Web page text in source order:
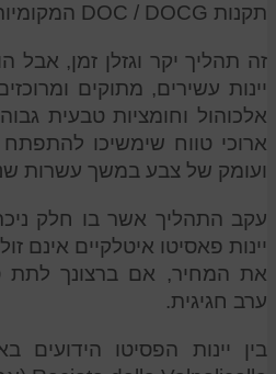
תקנות DOC / DOCG המקומיות או נטיות הלב של היינן.
זה תהליך יקר וגזלן זמן, אבל
יינות עשירים, מתוקים
אלכוהול וחומציות טבעית
ארוכי טווח שימשיכו
ועומק של צבע במשך עשרות
עקב התהליך אשר בו חלק
יינות פאסיטו איטלקיים אינם
את המחיר, אם ברצונך לתת
ערב חגיגית.
בין יינות הפסיטו הידועים